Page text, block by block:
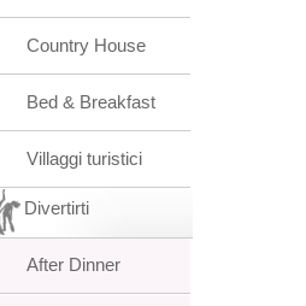
Country House
Bed & Breakfast
Villaggi turistici
Divertirti
After Dinner